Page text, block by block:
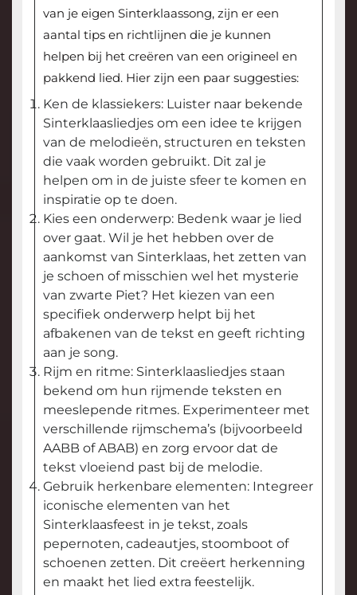
van je eigen Sinterklaassong, zijn er een
aantal tips en richtlijnen die je kunnen
helpen bij het creëren van een origineel en
pakkend lied. Hier zijn een paar suggesties:
Ken de klassiekers: Luister naar bekende
Sinterklaasliedjes om een idee te krijgen
van de melodieën, structuren en teksten
die vaak worden gebruikt. Dit zal je
helpen om in de juiste sfeer te komen en
inspiratie op te doen.
Kies een onderwerp: Bedenk waar je lied
over gaat. Wil je het hebben over de
aankomst van Sinterklaas, het zetten van
je schoen of misschien wel het mysterie
van zwarte Piet? Het kiezen van een
specifiek onderwerp helpt bij het
afbakenen van de tekst en geeft richting
aan je song.
Rijm en ritme: Sinterklaasliedjes staan
bekend om hun rijmende teksten en
meeslepende ritmes. Experimenteer met
verschillende rijmschema’s (bijvoorbeeld
AABB of ABAB) en zorg ervoor dat de
tekst vloeiend past bij de melodie.
Gebruik herkenbare elementen: Integreer
iconische elementen van het
Sinterklaasfeest in je tekst, zoals
pepernoten, cadeautjes, stoomboot of
schoenen zetten. Dit creëert herkenning
en maakt het lied extra feestelijk.